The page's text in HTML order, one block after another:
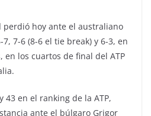
perdió hoy ante el australiano
7-6 (8-6 el tie break) y 6-3, en
en los cuartos de final del ATP
43 en el ranking de la ATP,
ante el búlgaro Grigor